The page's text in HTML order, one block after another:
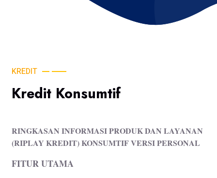
KREDIT
Kredit Konsumtif
RINGKASAN INFORMASI PRODUK DAN LAYANAN
(RIPLAY KREDIT) KONSUMTIF VERSI PERSONAL
FITUR UTAMA